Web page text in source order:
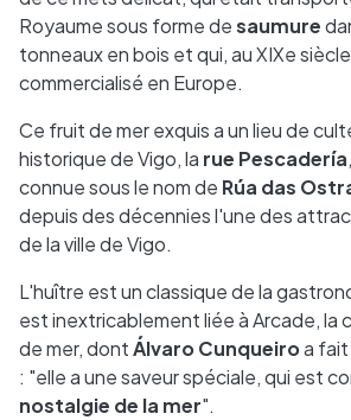
Royaume sous forme desaumure
tonneaux en bois et qui, au XIXe
commercialisé en Europe.
Ce fruit de mer exquis a un lieu de
historique de Vigo, la rue Pescadería
connue sous le nom de Rúa das
depuis des décennies l'une des
de la ville de Vigo.
L'huître est un classique de la
est inextricablement liée à Arcade, la
de mer, dontÁlvaro Cunqueiroa
: "elle a une saveur spéciale, qui est
nostalgie de la mer".